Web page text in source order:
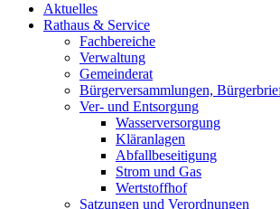
Aktuelles
Rathaus & Service
Fachbereiche
Verwaltung
Gemeinderat
Bürgerversammlungen,
Ver- und Entsorgung
Wasserversorgung
Kläranlagen
Abfallbeseitigung
Strom und Gas
Wertstoffhof
Satzungen und Verordnungen